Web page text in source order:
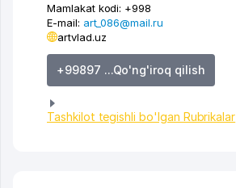
Mamlakat kodi: +998
E-mail: art_086@mail.ru
artvlad.uz
+99897 ...Qo'ng'iroq qilish
Tashkilot tegishli bo'lgan Rubrikalar